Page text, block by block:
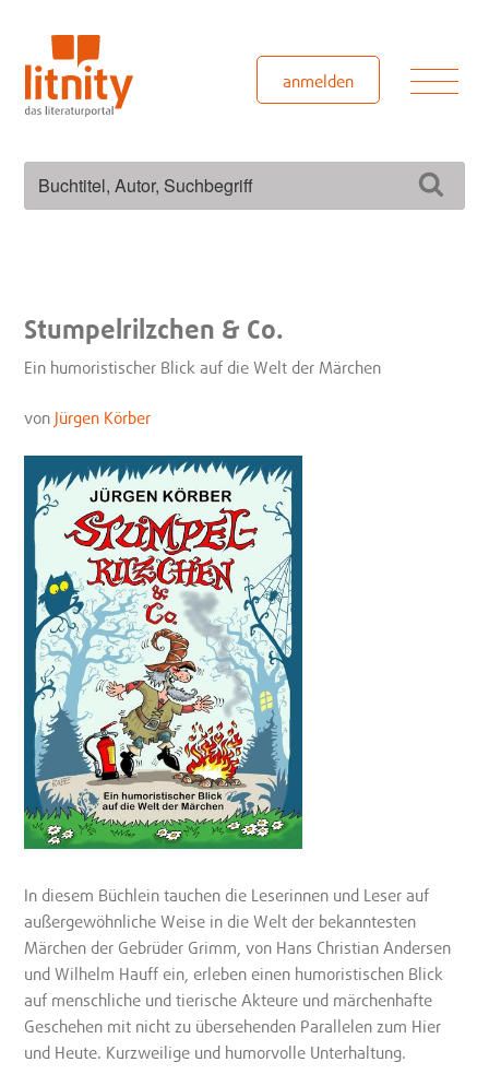
springen
anmelden
Stumpelrilzchen & Co.
Ein humoristischer Blick auf die Welt der Märchen
von Jürgen Körber
In diesem Büchlein tauchen die Leserinnen und Leser auf
außergewöhnliche Weise in die Welt der bekanntesten
Märchen der Gebrüder Grimm, von Hans Christian Andersen
und Wilhelm Hauff ein, erleben einen humoristischen Blick
auf menschliche und tierische Akteure und märchenhafte
Geschehen mit nicht zu übersehenden Parallelen zum Hier
und Heute. Kurzweilige und humorvolle Unterhaltung.